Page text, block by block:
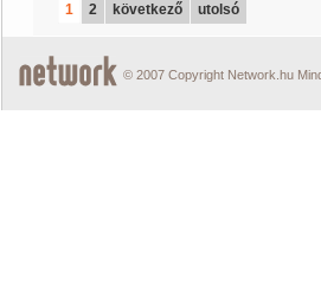
1 2 következő utolsó
© 2007 Copyright Network.hu